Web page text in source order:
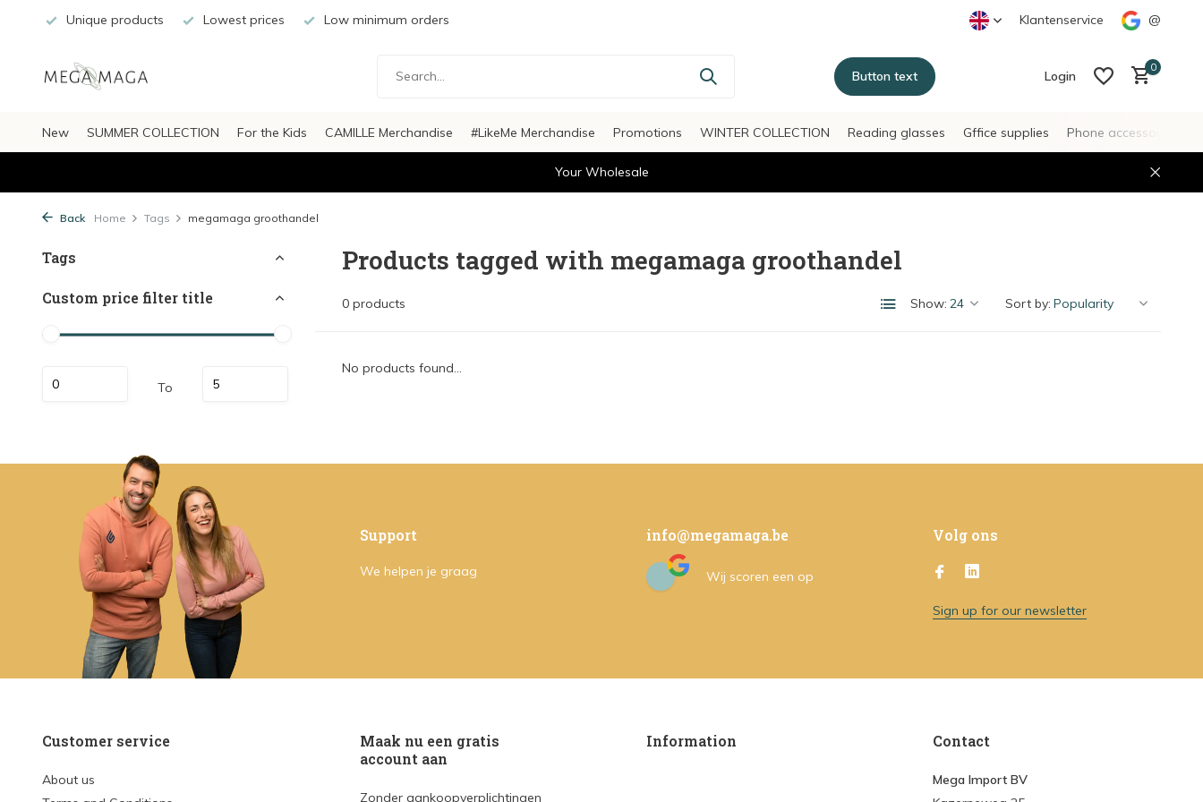
Unique products Lowest prices Low minimum orders Klantenservice @
Button text Login
0
New SUMMER COLLECTION For the Kids CAMILLE Merchandise #LikeMe Merchandise Promotions WINTER COLLECTION Reading glasses Gffice supplies Phone accessories
Your Wholesale
Back Home Tags megamaga groothandel
Tags
Custom price filter title
To
Products tagged with megamaga groothandel
0 products Show: Sort by:
No products found...
Support
We helpen je graag
info@megamaga.be
Wij scoren een op
Volg ons
Sign up for our newsletter
Customer service
About us
Maak nu een gratis
account aan
Zonder aankoopverplichtingen
Information Contact
Mega Import BV